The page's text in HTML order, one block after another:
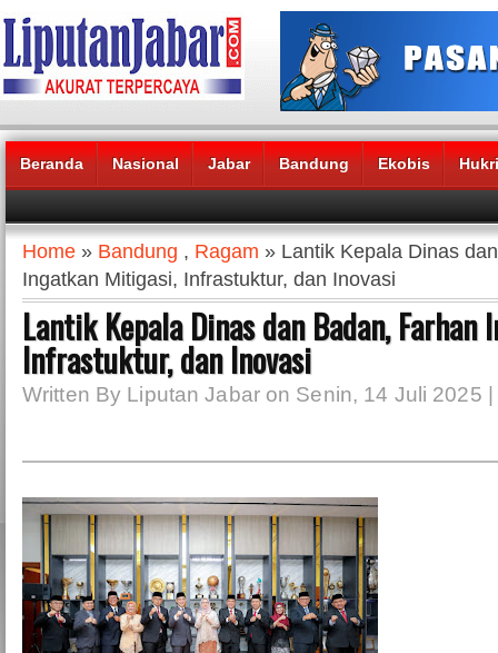
Beranda Nasional Jabar Bandung Ekobis
Headlines News :
Home » Bandung , Ragam » Lantik Kepala Dinas
Ingatkan Mitigasi, Infrastuktur, dan Inovasi
Lantik Kepala Dinas dan Badan,
Infrastuktur, dan Inovasi
Written By Liputan Jabar on Senin, 14 Juli 2025